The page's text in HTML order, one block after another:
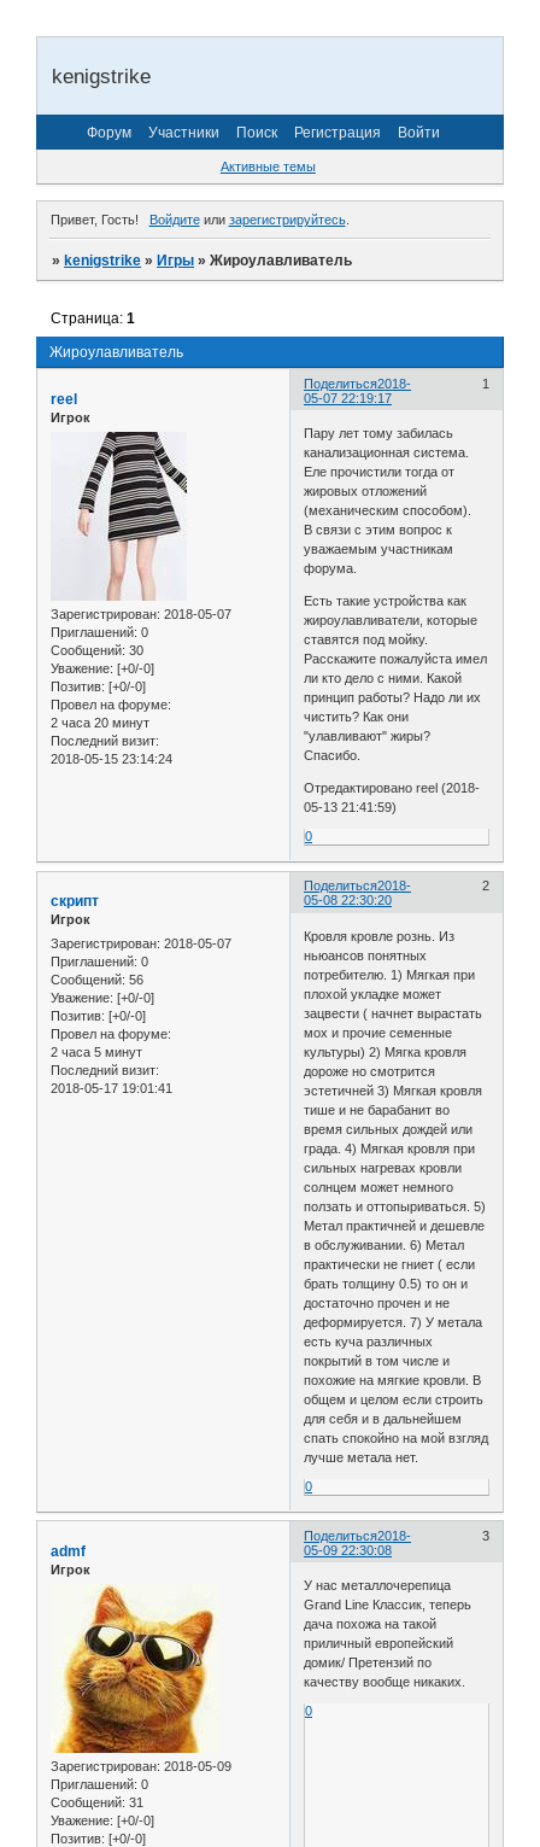
kenigstrike
Форум Участники Поиск Регистрация Войти
Активные темы
Привет, Гость! Войдитеили зарегистрируйтесь.
»kenigstrike »Игры »Жироулавливатель
Жироулавливатель
Страница:1
Поделиться 1
2018-
05-07 22:19:17
reel
Игрок
Зарегистрирован: 2018-05-07
Приглашений: 0
Сообщений: 30
Уважение: [+0/-0]
Позитив: [+0/-0]
Провел на форуме:
2 часа 20 минут
Последний визит:
2018-05-15 23:14:24
Пару лет тому забилась
канализационная система.
Еле прочистили тогда от
жировых отложений
(механическим способом).
В связи с этим вопрос к
уважаемым участникам
форума.
Есть такие устройства как
жироулавливатели, которые
ставятся под мойку.
Расскажите пожалуйста имел
ли кто дело с ними. Какой
принцип работы? Надо ли их
чистить? Как они
"улавливают" жиры?
Спасибо.
Отредактировано reel (2018-
05-13 21:41:59)
0
Поделиться 2
2018-
05-08 22:30:20
скрипт
Игрок
Зарегистрирован: 2018-05-07
Приглашений: 0
Сообщений: 56
Уважение: [+0/-0]
Позитив: [+0/-0]
Провел на форуме:
2 часа 5 минут
Последний визит:
2018-05-17 19:01:41
Кровля кровле рознь. Из
ньюансов понятных
потребителю. 1) Мягкая при
плохой укладке может
зацвести ( начнет вырастать
мох и прочие семенные
культуры) 2) Мягка кровля
дороже но смотрится
эстетичней 3) Мягкая кровля
тише и не барабанит во
время сильных дождей или
града. 4) Мягкая кровля при
сильных нагревах кровли
солнцем может немного
ползать и оттопыриваться. 5)
Метал практичней и дешевле
в обслуживании. 6) Метал
практически не гниет ( если
брать толщину 0.5) то он и
достаточно прочен и не
деформируется. 7) У метала
есть куча различных
покрытий в том числе и
похожие на мягкие кровли. В
общем и целом если строить
для себя и в дальнейшем
спать спокойно на мой взгляд
лучше метала нет.
0
Поделиться 3
2018-
05-09 22:30:08
admf
Игрок
Зарегистрирован: 2018-05-09
Приглашений: 0
Сообщений: 31
Уважение: [+0/-0]
Позитив: [+0/-0]
У нас металлочерепица
Grand Line Классик, теперь
дача похожа на такой
приличный европейский
домик/ Претензий по
качеству вообще никаких.
0